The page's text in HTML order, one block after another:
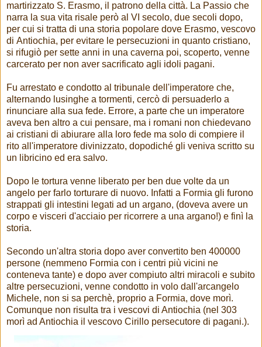
martirizzato S. Erasmo, il patrono della città. La Passio che
narra la sua vita risale però al VI secolo, due secoli dopo,
per cui si tratta di una storia popolare dove Erasmo, vescovo
di Antiochia, per evitare le persecuzioni in quanto cristiano,
si rifugiò per sette anni in una caverna poi, scoperto, venne
carcerato per non aver sacrificato agli idoli pagani.
Fu arrestato e condotto al tribunale dell'imperatore che,
alternando lusinghe a tormenti, cercò di persuaderlo a
rinunciare alla sua fede. Errore, a parte che un imperatore
aveva ben altro a cui pensare, ma i romani non chiedevano
ai cristiani di abiurare alla loro fede ma solo di compiere il
rito all'imperatore divinizzato, dopodiché gli veniva scritto su
un libricino ed era salvo.
Dopo le tortura venne liberato per ben due volte da un
angelo per farlo torturare di nuovo. Infatti a Formia gli furono
strappati gli intestini legati ad un argano, (doveva avere un
corpo e visceri d'acciaio per ricorrere a una argano!) e finì la
storia.
Secondo un'altra storia dopo aver convertito ben 400000
persone (nemmeno Formia con i centri più vicini ne
conteneva tante) e dopo aver compiuto altri miracoli e subito
altre persecuzioni, venne condotto in volo dall'arcangelo
Michele, non si sa perchè, proprio a Formia, dove morì.
Comunque non risulta tra i vescovi di Antiochia (nel 303
morì ad Antiochia il vescovo Cirillo persecutore di pagani.).